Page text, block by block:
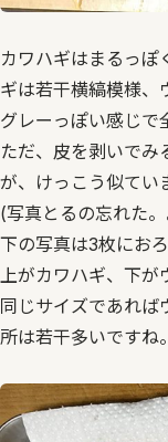
カワハギはまるっぽ
ギは若干横縞模様、
グレーっぽい感じで
ただ、皮を剥いでみ
が、けっこう似てい
(写真とるの忘れた
下の写真は3枚にお
上がカワハギ、下が
同じサイズであれば
所は若干多いですね。